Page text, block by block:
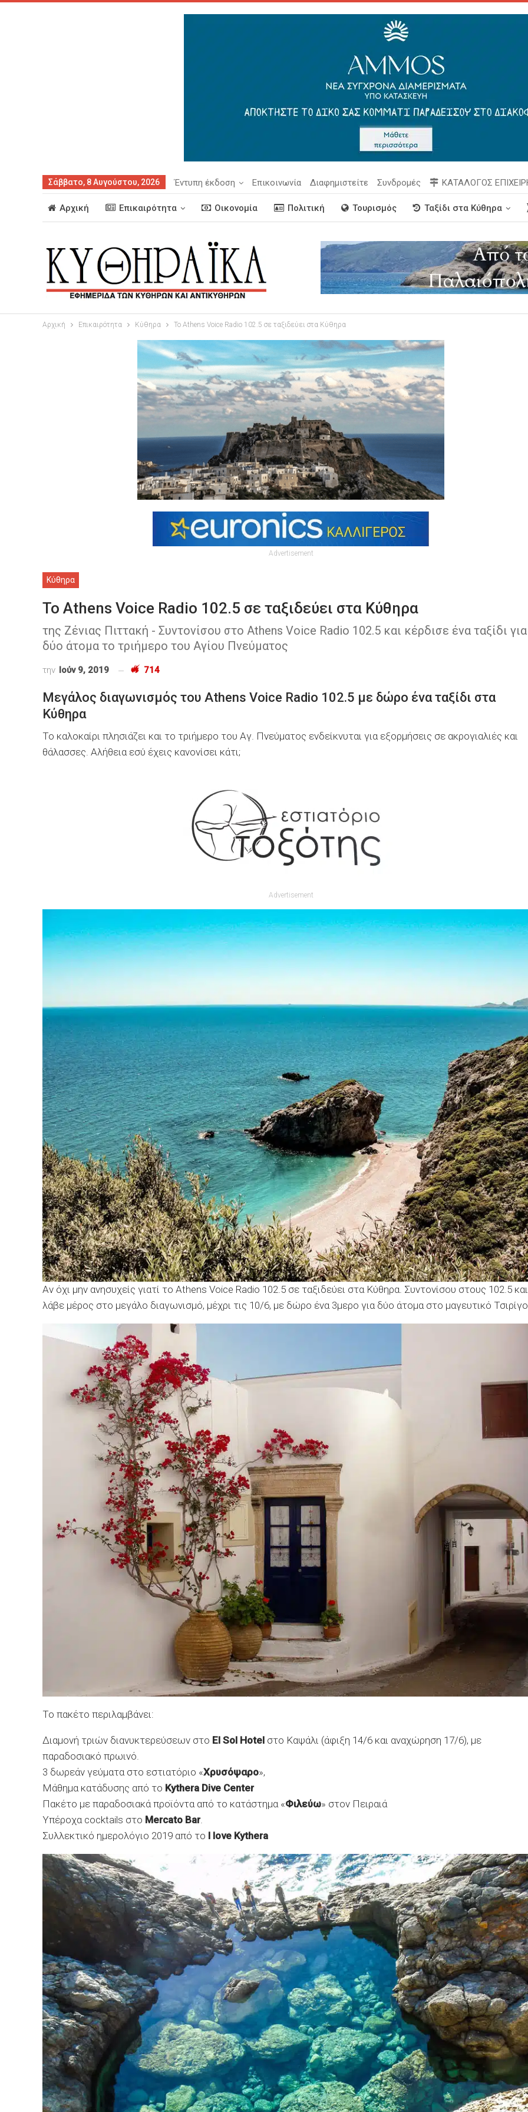
Σάββατο, 8 Αυγούστου, 2026 Έντυπη έκδοση Επικοινωνία Διαφημιστείτε Συνδρομές ΚΑΤΑΛΟΓΟΣ
Αρχική Επικαιρότητα Οικονομία Πολιτική Τουρισμός Ταξίδι στα Κύθηρα
Αρχική Επικαιρότητα Κύθηρα To Athens Voice Radio 102.5 σε ταξιδεύει στα Κύθηρα
Advertisement
Κύθηρα
To Athens Voice Radio 102.5 σε ταξιδεύει στα Κύθηρα
της Ζένιας Πιττακή - Συντονίσου στο Athens Voice Radio 102.5 και κέρδισε ένα ταξίδι για
δύο άτομα το τριήμερο του Αγίου Πνεύματος
την Ιούν 9, 2019 714
Μεγάλος διαγωνισμός του Athens Voice Radio 102.5 με δώρο ένα ταξίδι στα
Κύθηρα
Το καλοκαίρι πλησιάζει και το τριήμερο του Αγ. Πνεύματος ενδείκνυται για εξορμήσεις σε ακρογιαλιές και
θάλασσες. Αλήθεια εσύ έχεις κανονίσει κάτι;
Advertisement
Αν όχι μην ανησυχείς γιατί το Athens Voice Radio 102.5 σε ταξιδεύει στα Κύθηρα. Συντονίσου στους 102.5 και
λάβε μέρος στο μεγάλο διαγωνισμό, μέχρι τις 10/6, με δώρο ένα 3μερο για δύο άτομα στο μαγευτικό
Το πακέτο περιλαμβάνει:
Διαμονή τριών διανυκτερεύσεων στο El Sol Hotel στο Καψάλι (άφιξη 14/6 και αναχώρηση 17/6), με
παραδοσιακό πρωινό.
3 δωρεάν γεύματα στο εστιατόριο «Χρυσόψαρο»,
Μάθημα κατάδυσης από το Kythera Dive Center
Πακέτο με παραδοσιακά προϊόντα από το κατάστημα «Φιλεύω» στον Πειραιά
Υπέροχα cocktails στο Mercato Bar.
Συλλεκτικό ημερολόγιο 2019 από το I love Kythera